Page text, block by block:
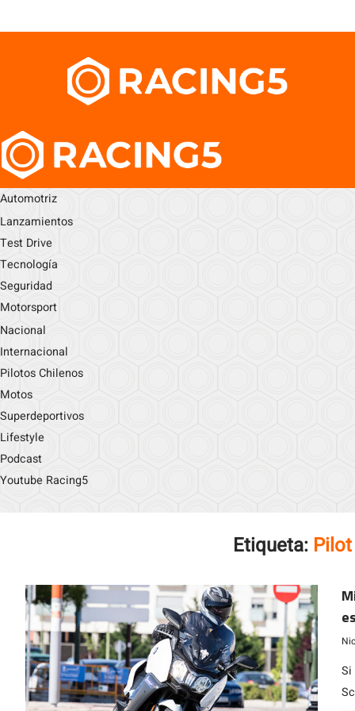
Automotriz
Lanzamientos
Test Drive
Tecnología
Seguridad
Motorsport
Nacional
Internacional
Pilotos Chilenos
Motos
Superdeportivos
Lifestyle
Podcast
Youtube Racing5
Etiqueta:
Si